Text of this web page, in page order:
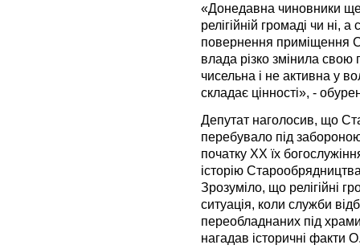
«Донедавна чиновники
релігійній громаді чи ні,
повернення приміщення
влада різко змінила
чисельна і не активна у
складає цінності», -
Депутат наголосив, що
перебувало під
початку XX їх
історію
Зрозуміло, що релігійні
ситуація, коли служби
переобладнаних під
нагадав історичні факти